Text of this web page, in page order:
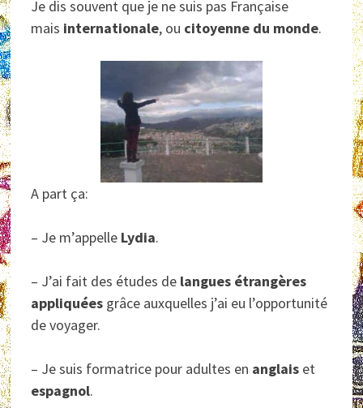
Je dis souvent que je ne suis pas Française
mais internationale, ou citoyenne du monde.
A part ça:
– Je m’appelle Lydia.
– J’ai fait des études de langues étrangères
appliquées grâce auxquelles j’ai eu l’opportunité
de voyager.
– Je suis formatrice pour adultes en anglais et
espagnol.